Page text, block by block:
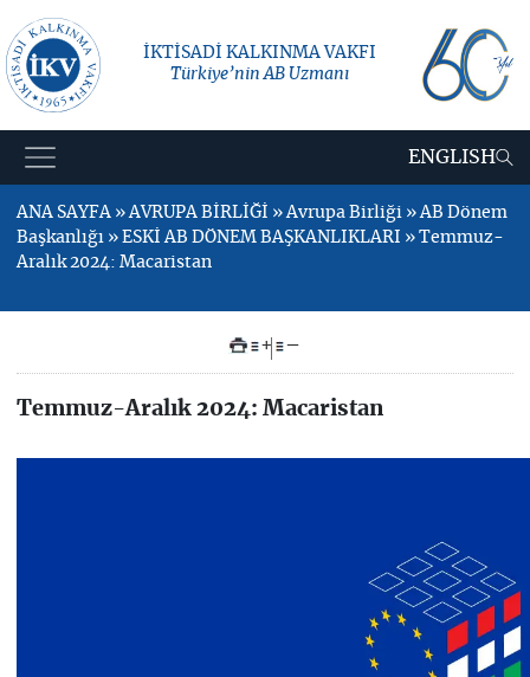
İKTİSADİ KALKINMA VAKFI
Türkiye’nin AB Uzmanı
ENGLISH
ANA SAYFA » AVRUPA BİRLİĞİ » Avrupa Birliği » AB Dönem
Başkanlığı » ESKİ AB DÖNEM BAŞKANLIKLARI » Temmuz-
Aralık 2024: Macaristan
+ –
Temmuz-Aralık 2024: Macaristan